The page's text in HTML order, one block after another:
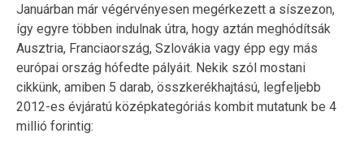
Januárban már végérvényesen megérkezett a síszezon,
így egyre többen indulnak útra, hogy aztán meghódítsák
Ausztria, Franciaország, Szlovákia vagy épp egy más
európai ország hófedte pályáit. Nekik szól mostani
cikkünk, amiben 5 darab, összkerékhajtású, legfeljebb
2012-es évjáratú középkategóriás kombit mutatunk be 4
millió forintig: